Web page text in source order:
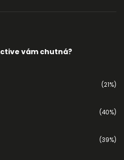
vám chutná?
(21%)
(40%)
(39%)